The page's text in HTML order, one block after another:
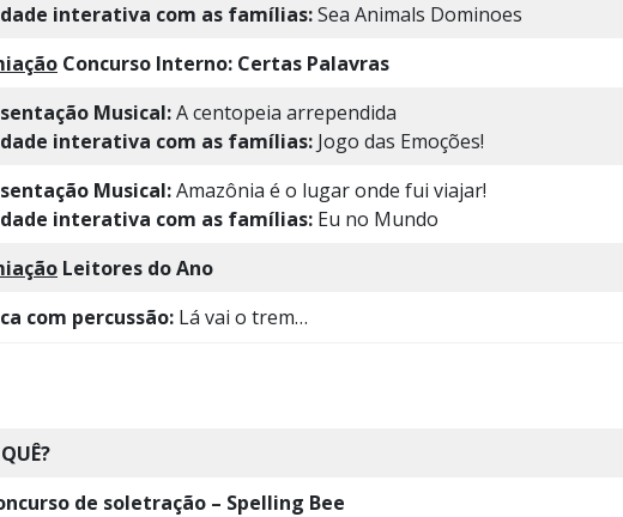
interativa com as famílias:Sea Animals Dominoes
Concurso Interno: Certas Palavras
Musical:A centopeia arrependida
interativa com as famílias: Jogo das Emoções!
Musical:Amazônia é o lugar onde fui viajar!
interativa com as famílias: Eu no Mundo
Leitores do Ano
com percussão: Lá vai o trem…
de soletração – Spelling Bee